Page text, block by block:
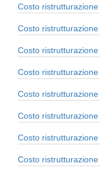
Costo
Costo
Costo
Costo
Costo
Costo
Costo
Costo